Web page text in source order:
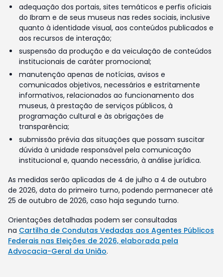
adequação dos portais, sites temáticos e perfis oficiais
do Ibram e de seus museus nas redes sociais, inclusive
quanto à identidade visual, aos conteúdos publicados e
aos recursos de interação;
suspensão da produção e da veiculação de conteúdos
institucionais de caráter promocional;
manutenção apenas de notícias, avisos e
comunicados objetivos, necessários e estritamente
informativos, relacionados ao funcionamento dos
museus, à prestação de serviços públicos, à
programação cultural e às obrigações de
transparência;
submissão prévia das situações que possam suscitar
dúvida à unidade responsável pela comunicação
institucional e, quando necessário, à análise jurídica.
As medidas serão aplicadas de 4 de julho a 4 de outubro
de 2026, data do primeiro turno, podendo permanecer até
25 de outubro de 2026, caso haja segundo turno.
Orientações detalhadas podem ser consultadas
na Cartilha de Condutas Vedadas aos Agentes Públicos
Federais nas Eleições de 2026, elaborada pela
Advocacia-Geral da União.